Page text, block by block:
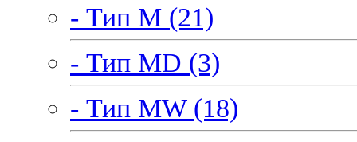
- Тип M (21)
- Тип MD (3)
- Тип MW (18)